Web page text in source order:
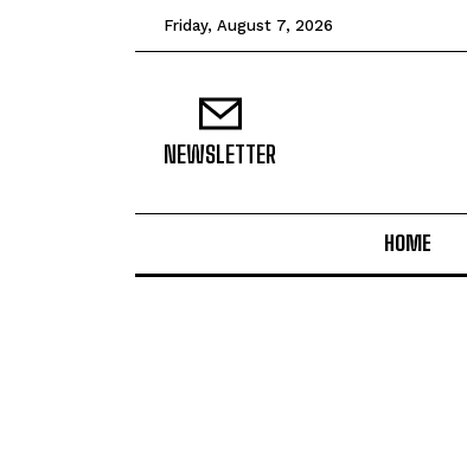
Friday, August 7, 2026
NEWSLETTER
HOME